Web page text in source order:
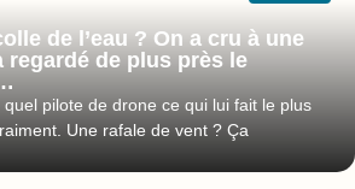
de l’eau ? On a cru à une
regardé de plus près le
quel pilote de drone ce qui lui fait le plus
Une rafale de vent ? Ça